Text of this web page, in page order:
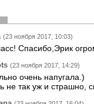
(23 ноября 2017, 10:03)
Спасибо,Эрик
(23 ноября 2017, 14:29)
очень напугала.)
не так уж и страшно,